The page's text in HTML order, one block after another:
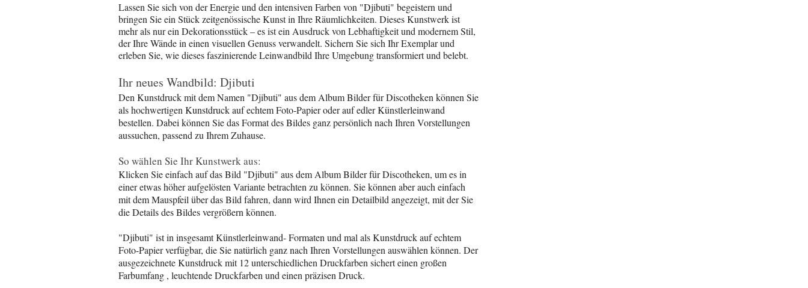
Lassen Sie sich von der Energie und den intensiven Farben von "Djibuti" begeistern und
bringen Sie ein Stück zeitgenössische Kunst in Ihre Räumlichkeiten. Dieses Kunstwerk ist
mehr als nur ein Dekorationsstück – es ist ein Ausdruck von Lebhaftigkeit und modernem Stil,
der Ihre Wände in einen visuellen Genuss verwandelt. Sichern Sie sich Ihr Exemplar und
erleben Sie, wie dieses faszinierende Leinwandbild Ihre Umgebung transformiert und belebt.
Ihr neues Wandbild: Djibuti
Den Kunstdruck mit dem Namen "Djibuti" aus dem Album Bilder für Discotheken können Sie
als hochwertigen Kunstdruck auf echtem Foto-Papier oder auf edler Künstlerleinwand
bestellen. Dabei können Sie das Format des Bildes ganz persönlich nach Ihren Vorstellungen
aussuchen, passend zu Ihrem Zuhause.
So wählen Sie Ihr Kunstwerk aus:
Klicken Sie einfach auf das Bild "Djibuti" aus dem Album Bilder für Discotheken, um es in
einer etwas höher aufgelösten Variante betrachten zu können. Sie können aber auch einfach
mit dem Mauspfeil über das Bild fahren, dann wird Ihnen ein Detailbild angezeigt, mit der Sie
die Details des Bildes vergrößern können.
"Djibuti" ist in insgesamt Künstlerleinwand- Formaten und mal als Kunstdruck auf echtem
Foto-Papier verfügbar, die Sie natürlich ganz nach Ihren Vorstellungen auswählen können. Der
ausgezeichnete Kunstdruck mit 12 unterschiedlichen Druckfarben sichert einen großen
Farbumfang , leuchtende Druckfarben und einen präzisen Druck.